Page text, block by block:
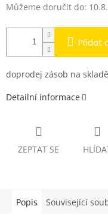
Můžeme doručit do:
Přidat
doprodej zásob na skladě
Detailní informace
ZEPTAT SE
Popis Související